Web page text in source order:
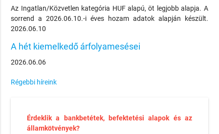
Az Ingatlan/Közvetlen kategória HUF alapú, öt legjobb alapja. A
sorrend a 2026.06.10.-i éves hozam adatok alapján készült.
2026.06.10
A hét kiemelkedő árfolyamesései
2026.06.06
Régebbi híreink
Érdeklik a bankbetétek, befektetési alapok és az
államkötvények?